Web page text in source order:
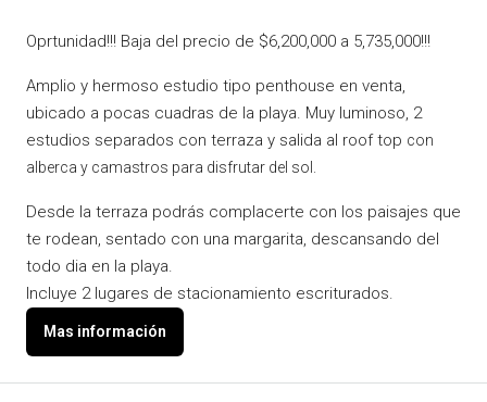
Oprtunidad!!! Baja del precio de $6,200,000 a 5,735,000!!!
Amplio y hermoso estudio tipo penthouse en venta,
ubicado a pocas cuadras de la playa. Muy luminoso, 2
estudios separados con terraza y salida al roof top con
alberca y camastros para disfrutar del sol.
Desde la terraza podrás complacerte con los paisajes que
te rodean, sentado con una margarita, descansando del
todo dia en la playa.
Incluye 2 lugares de stacionamiento escriturados.